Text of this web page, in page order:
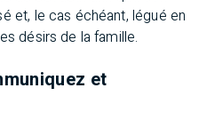
et, le cas échéant, légué en
désirs de la famille.
et